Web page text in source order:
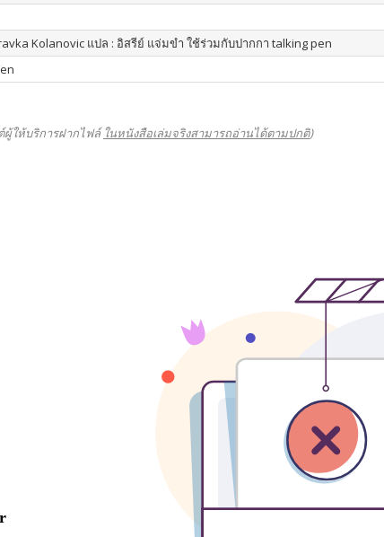
Kolanovic แปล : อิสรีย์ แจ่มขำ ใช้ร่วมกับปากกา talking pen
ผู้ให้บริการฝากไฟล์ ในหนังสือเล่มจริงสามารถอ่านได้ตามปกติ)